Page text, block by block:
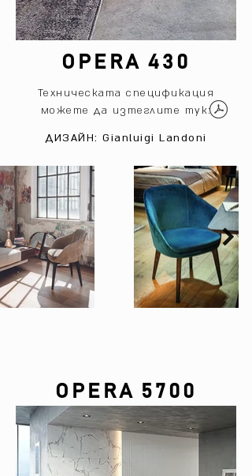
OPERA 430
Техническата спецификация
можете да изтеглите тук:
ДИЗАЙН: Gianluigi Landoni
OPERA 5700